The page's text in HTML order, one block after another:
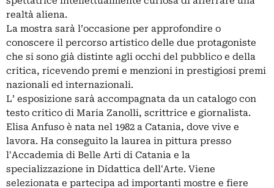
realtà aliena.
La mostra sarà l’occasione per approfondire o
conoscere il percorso artistico delle due protagoniste
che si sono già distinte agli occhi del pubblico e della
critica, ricevendo premi e menzioni in prestigiosi premi
nazionali ed internazionali.
L’ esposizione sarà accompagnata da un catalogo con
testo critico di Maria Zanolli, scrittrice e giornalista.
Elisa Anfuso è nata nel 1982 a Catania, dove vive e
lavora. Ha conseguito la laurea in pittura presso
l'Accademia di Belle Arti di Catania e la
specializzazione in Didattica dell'Arte. Viene
selezionata e partecipa ad importanti mostre e fiere